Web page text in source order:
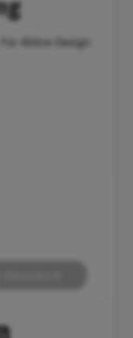
Alibre Design